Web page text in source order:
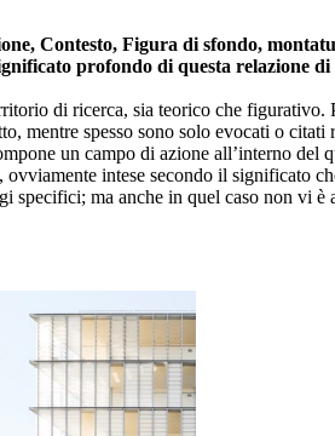
Contesto, Figura di sfondo,
profondo di questa relazione
di ricerca, sia teorico che figurativo.
mentre spesso sono solo evocati o
un campo di azione all’interno del
intese secondo il significato
ma anche in quel caso non vi